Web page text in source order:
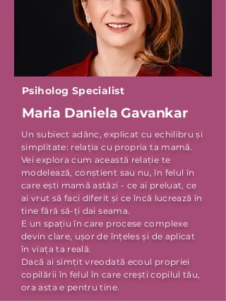
Psiholog Specialist
Maria Daniela Gavankar
Un subiect adânc, explicat cu echilibru și
simplitate: relația cu propria ta mamă.
Vei explora cum această relație te
modelează, conștient sau nu, în felul în
care ești mamă astăzi - ce ai preluat, ce
ai vrut să faci diferit și ce încă lucrează în
tine fără să-ți dai seama.
E un spațiu în care procese complexe
devin clare, ușor de înțeles și de aplicat
în viața ta reală.
Dacă ai simțit vreodată ecoul propriei
copilării în felul în care crești copilul tău,
ora asta e pentru tine.